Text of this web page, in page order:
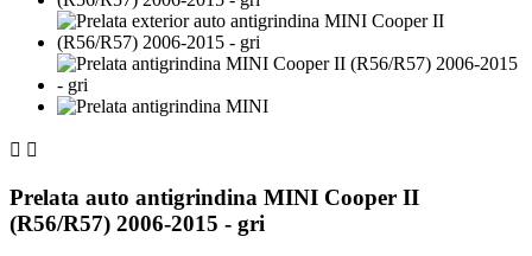
 
Prelata auto antigrindina MINI Cooper II
(R56/R57) 2006-2015 - gri